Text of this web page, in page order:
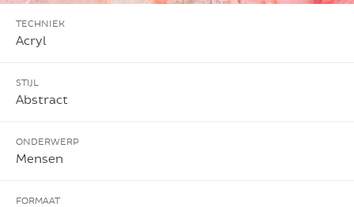
TECHNIEK
Acryl
STIJL
Abstract
ONDERWERP
Mensen
FORMAAT